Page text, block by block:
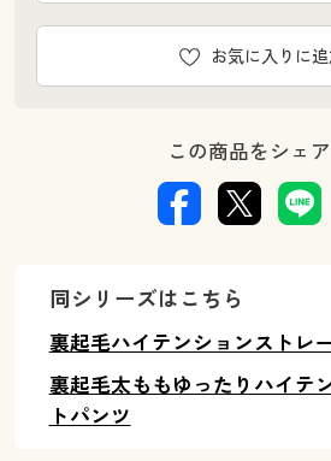
お気に入りに
この商品をシェ
同シリーズはこちら
裏起毛ハイテンションストレ
裏起毛太ももゆったりハイテ
トパンツ